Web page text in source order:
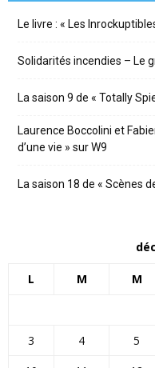
Le livre : « Les
Solidarités incendies – Le
La saison 9 de « Totally
Laurence Boccolini et
d’une vie » sur W9
La saison 18 de « Scènes
L M M
3
4 5